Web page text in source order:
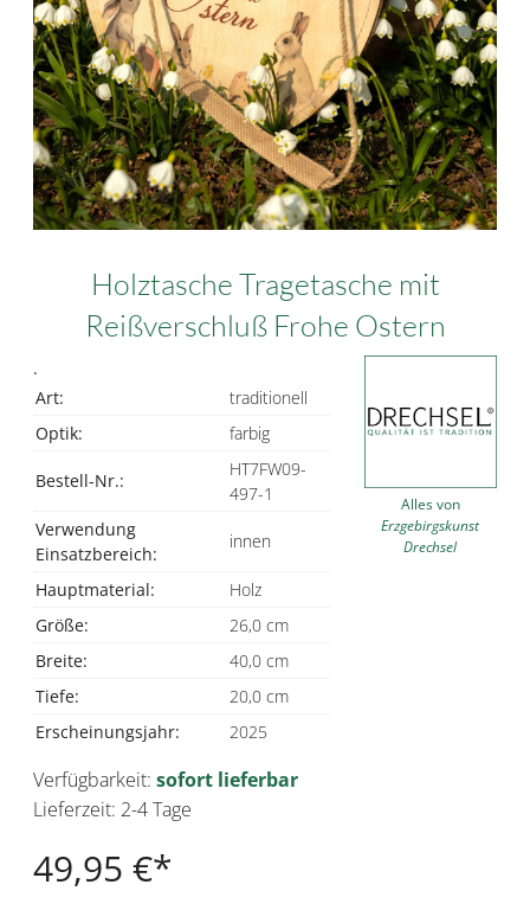
Holztasche Tragetasche mit
Reißverschluß Frohe Ostern
.
Art:
traditionell
Optik:
farbig
Bestell-Nr.:
HT7FW09-
497-1
Verwendung
Einsatzbereich:
innen
Hauptmaterial:
Holz
Größe:
26,0 cm
Breite:
40,0 cm
Tiefe:
20,0 cm
Erscheinungsjahr:
2025
Alles von
Erzgebirgskunst
Drechsel
Verfügbarkeit: sofort lieferbar
Lieferzeit: 2-4 Tage
49,95 €